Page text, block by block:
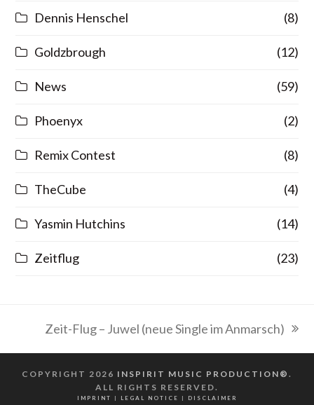
Dennis Henschel (8)
Goldzbrough (12)
News (59)
Phoenyx (2)
Remix Contest (8)
TheCube (4)
Yasmin Hutchins (14)
Zeitflug (23)
Nächster
Zeit-Flug – Juwel (neue Single im Anmarsch)
COPYRIGHT 2026 INSPIRIT MUSIC PRODUCTION® .
ALL RIGHTS RESERVED.
IMPRINT | LEGAL NOTICE | DISCLAIMER